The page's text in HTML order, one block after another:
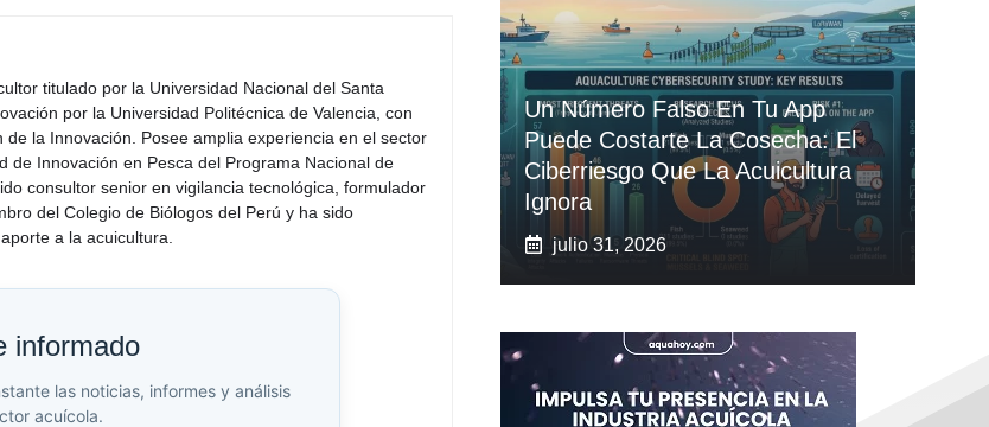
titulado por la Universidad Nacional del Santa
por la Universidad Politécnica de Valencia, con
la Innovación. Posee amplia experiencia en el sector
Innovación en Pesca del Programa Nacional de
consultor senior en vigilancia tecnológica, formulador
del Colegio de Biólogos del Perú y ha sido
a la acuicultura.
informado
las noticias, informes y análisis
acuícola.
Un Número Falso En Tu App
Puede Costarte La Cosecha: El
Ciberriesgo Que La Acuicultura
Ignora
julio 31, 2026